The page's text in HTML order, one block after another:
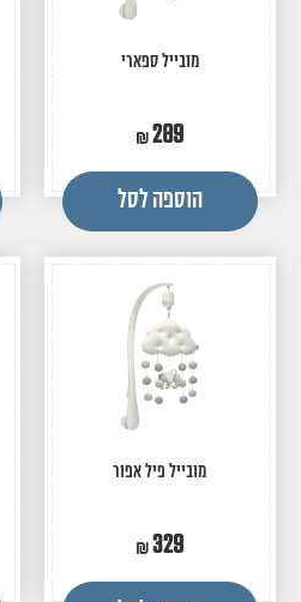
מובייל ספארי
289
הוספה לסל
מובייל פיל אפור
329